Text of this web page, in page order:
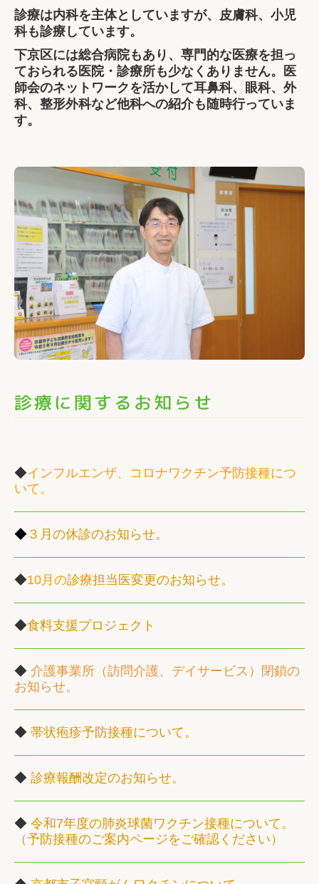
診療は内科を主体としていますが、皮膚科、小児
科も診療しています。
下京区には総合病院もあり、専門的な医療を担っ
ておられる医院・診療所も少なくありません。医
師会のネットワークを活かして耳鼻科、眼科、外
科、整形外科など他科への紹介も随時行っていま
す。
◆インフルエンザ、コロナワクチン予防接種につ
いて。
◆ ３月の休診のお知らせ。
◆10月の診療担当医変更のお知らせ。
◆食料支援プロジェクト
◆ 介護事業所（訪問介護、デイサービス） 閉鎖の
お知らせ。
◆ 帯状疱疹予防接種について。
◆ 診療報酬改定のお知らせ。
◆ 令和7年度の肺炎球菌ワクチン接種について。
（予防接種のご案内ページをご確認ください）